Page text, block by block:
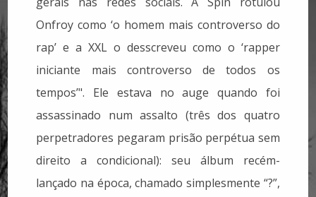
Onfroy como ‘o homem mais controverso do
rap’ e a XXL o desscreveu como o ‘rapper
iniciante mais controverso de todos os
tempos’". Ele estava no auge quando foi
assassinado num assalto (três dos quatro
perpetradores pegaram prisão perpétua sem
direito a condicional): seu álbum recém-
lançado na época, chamado simplesmente “?”,